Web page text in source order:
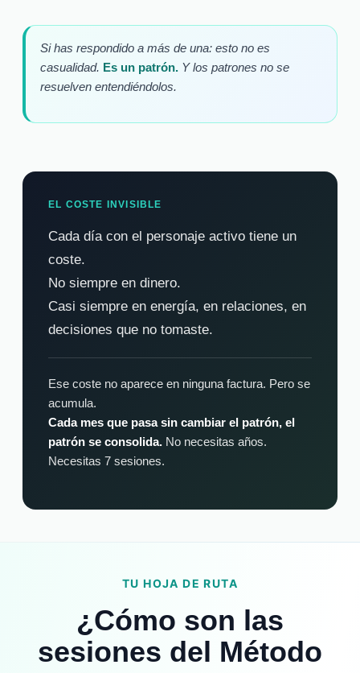
Si has respondido a más de una: esto no es
casualidad. Es un patrón. Y los patrones no se
resuelven entendiéndolos.
EL COSTE INVISIBLE
Cada día con el personaje activo tiene un
coste.
No siempre en dinero.
Casi siempre en energía, en relaciones, en
decisiones que no tomaste.
Ese coste no aparece en ninguna factura. Pero se
acumula.
Cada mes que pasa sin cambiar el patrón, el
patrón se consolida. No necesitas años.
Necesitas 7 sesiones.
TU HOJA DE RUTA
¿Cómo son las
sesiones del Método